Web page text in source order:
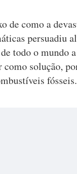
de como a
persuadiu
todo o mundo
como solução,
fósseis.